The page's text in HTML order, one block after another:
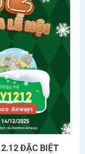
Airways
ĐẶC BIỆT